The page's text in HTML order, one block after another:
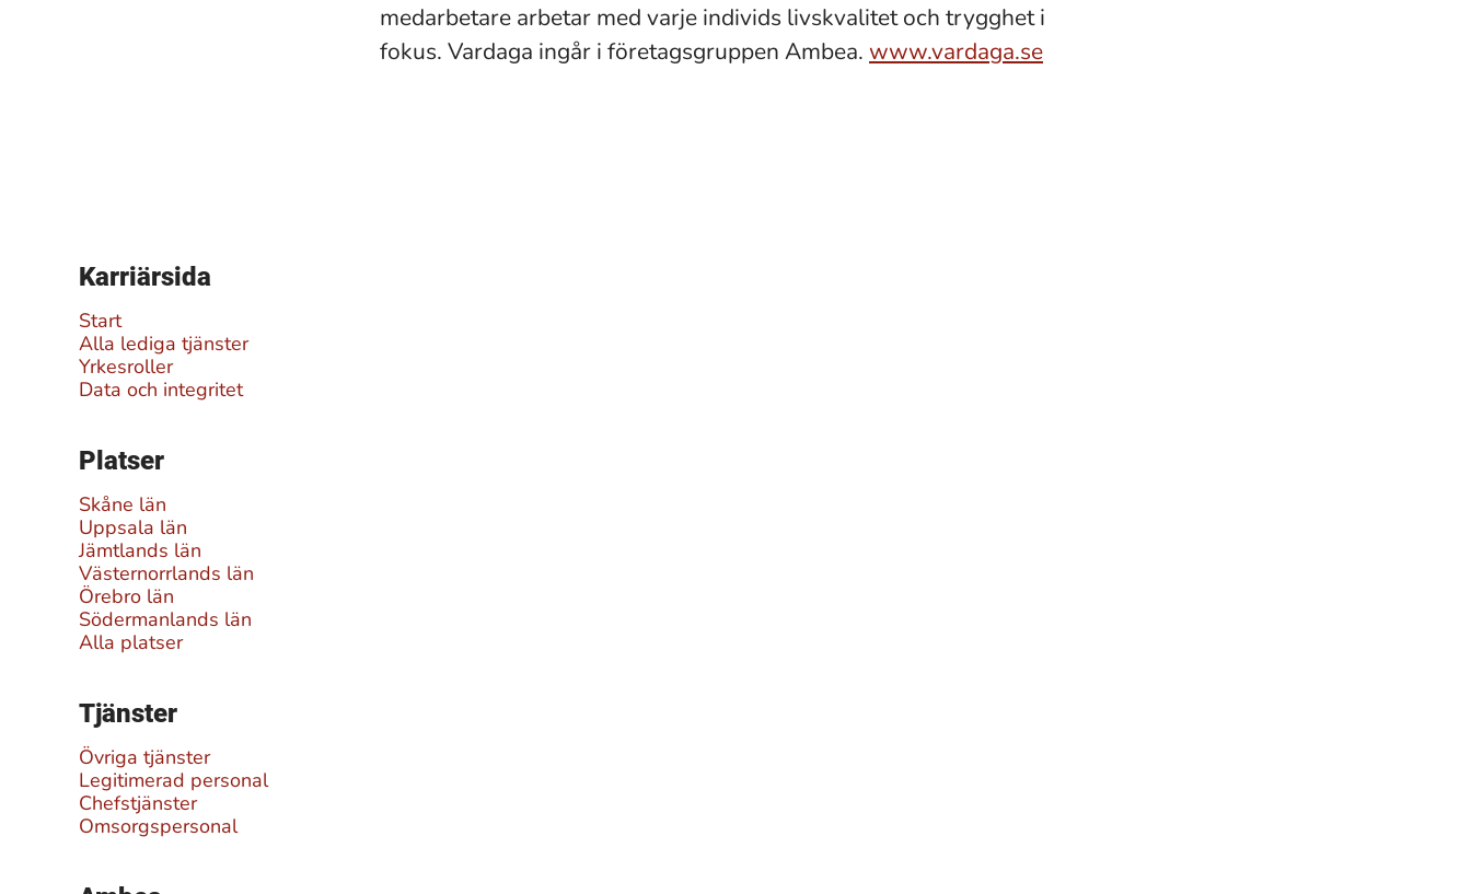
medarbetare arbetar med varje individs livskvalitet och trygghet i
fokus. Vardaga ingår i företagsgruppen Ambea. www.vardaga.se
Karriärsida
Start
Alla lediga tjänster
Yrkesroller
Data och integritet
Platser
Skåne län
Uppsala län
Jämtlands län
Västernorrlands län
Örebro län
Södermanlands län
Alla platser
Tjänster
Övriga tjänster
Legitimerad personal
Chefstjänster
Omsorgspersonal